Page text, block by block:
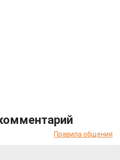
Правила общения